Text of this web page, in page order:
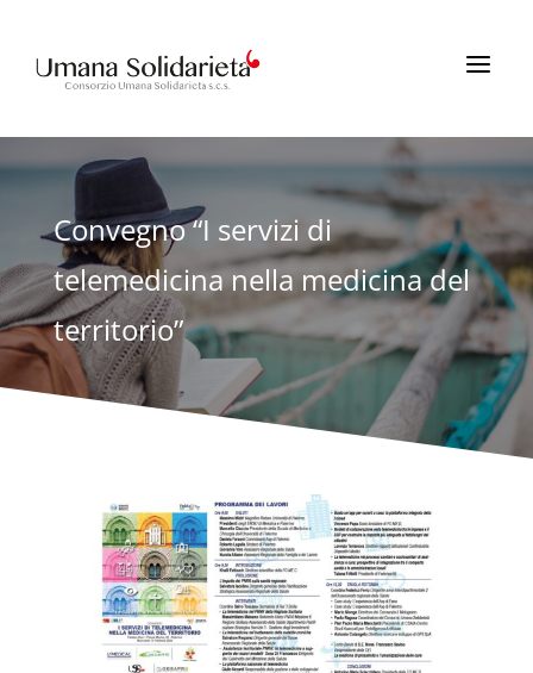
a
Convegno “I servizi di
telemedicina nella medicina del
territorio”